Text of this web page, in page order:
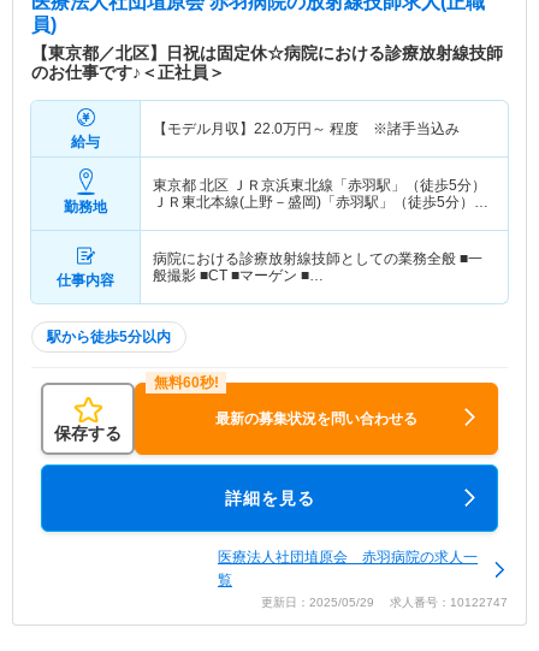
員)
【東京都／北区】日祝は固定休☆病院における診療放射線技師
のお仕事です♪＜正社員＞
給与
【モデル月収】 22.0万円～ 程度 ※諸手当込み
勤務地
東京都 北区 ＪＲ京浜東北線「赤羽駅」（徒歩5分）
ＪＲ東北本線(上野－盛岡)「赤羽駅」（徒歩5分）
仕事内容
病院における診療放射線技師としての業務全般 ■一
般撮影 ■CT ■マーゲン ■…
駅から徒歩5分以内
保存する
最新の募集状況を問い合わせる
詳細を見る
医療法人社団埴原会 赤羽病院の求人一
覧
更新日：2025/05/29 求人番号：10122747